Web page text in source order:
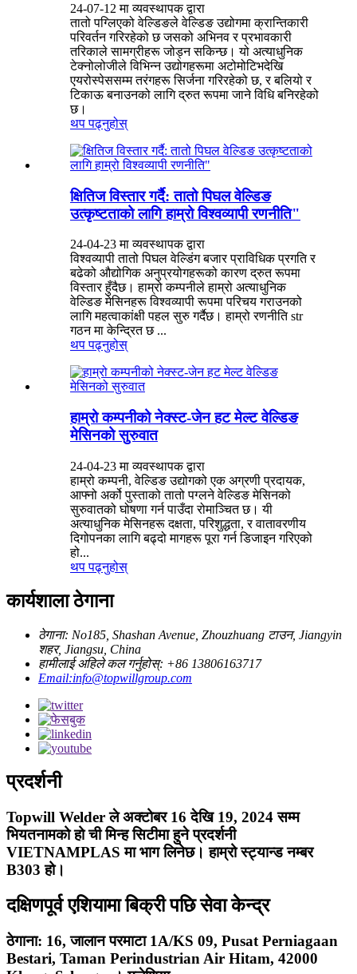
24-07-12 मा व्यवस्थापक द्वारा
तातो पग्लिएको वेल्डिङले वेल्डिङ उद्योगमा क्रान्तिकारी
परिवर्तन गरिरहेको छ जसको अभिनव र प्रभावकारी
तरिकाले सामग्रीहरू जोड्न सकिन्छ। यो अत्याधुनिक
टेक्नोलोजीले विभिन्न उद्योगहरूमा अटोमोटिभदेखि
एयरोस्पेससम्म तरंगहरू सिर्जना गरिरहेको छ, र बलियो र
टिकाऊ बनाउनको लागि द्रुत रूपमा जाने विधि बनिरहेको
छ।
थप पढ्नुहोस्
क्षितिज विस्तार गर्दै: तातो पिघल वेल्डिङ
उत्कृष्टताको लागि हाम्रो विश्वव्यापी रणनीति"
24-04-23 मा व्यवस्थापक द्वारा
विश्वव्यापी तातो पिघल वेल्डिंग बजार प्राविधिक प्रगति र
बढेको औद्योगिक अनुप्रयोगहरूको कारण द्रुत रूपमा
विस्तार हुँदैछ। हाम्रो कम्पनीले हाम्रो अत्याधुनिक
वेल्डिङ मेसिनहरू विश्वव्यापी रूपमा परिचय गराउनको
लागि महत्वाकांक्षी पहल सुरु गर्दैछ। हाम्रो रणनीति str
गठन मा केन्द्रित छ ...
थप पढ्नुहोस्
हाम्रो कम्पनीको नेक्स्ट-जेन हट मेल्ट वेल्डिङ
मेसिनको सुरुवात
24-04-23 मा व्यवस्थापक द्वारा
हाम्रो कम्पनी, वेल्डिङ उद्योगको एक अग्रणी प्रदायक,
आफ्नो अर्को पुस्ताको तातो पग्लने वेल्डिङ मेसिनको
सुरुवातको घोषणा गर्न पाउँदा रोमाञ्चित छ। यी
अत्याधुनिक मेसिनहरू दक्षता, परिशुद्धता, र वातावरणीय
दिगोपनका लागि बढ्दो मागहरू पूरा गर्न डिजाइन गरिएको
हो...
थप पढ्नुहोस्
कार्यशाला ठेगाना
ठेगाना: No185, Shashan Avenue, Zhouzhuang टाउन, Jiangyin
शहर, Jiangsu, China
हामीलाई अहिले कल गर्नुहोस्: +86 13806163717
Email:info@topwillgroup.com
प्रदर्शनी
Topwill Welder ले अक्टोबर 16 देखि 19, 2024 सम्म
भियतनामको हो ची मिन्ह सिटीमा हुने प्रदर्शनी
VIETNAMPLAS मा भाग लिनेछ। हाम्रो स्ट्यान्ड नम्बर
B303 हो।
दक्षिणपूर्व एशियामा बिक्री पछि सेवा केन्द्र
ठेगाना: 16, जालान परमाटा 1A/KS 09, Pusat Perniagaan
Bestari, Taman Perindustrian Air Hitam, 42000